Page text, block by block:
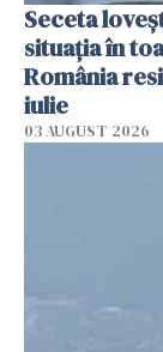
Seceta
situația în
România
iulie
03 AUGUST 2026